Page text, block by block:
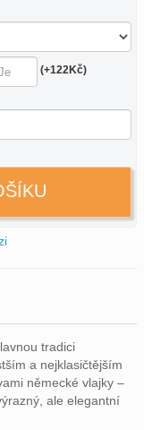
(+122Kč)
tradici
a nejklasičtějším
německé vlajky –
ale elegantní